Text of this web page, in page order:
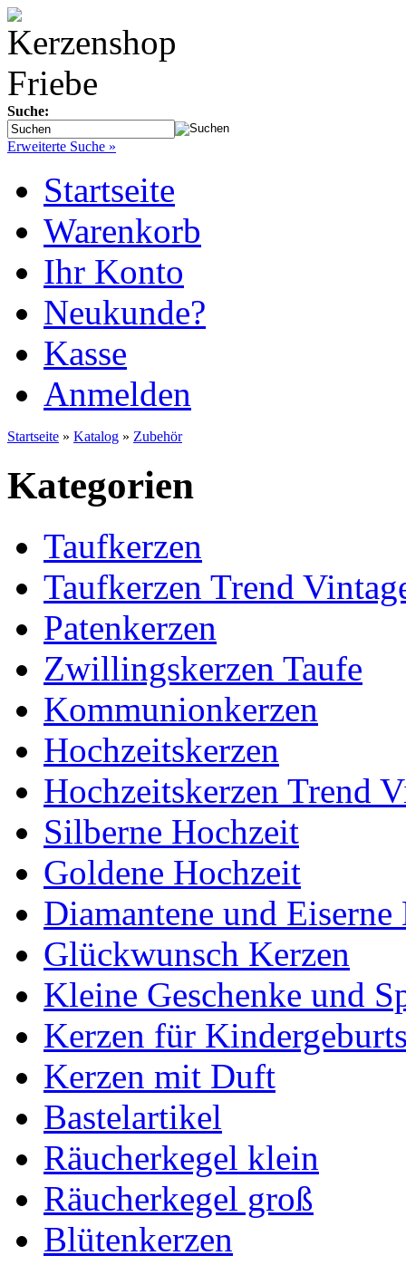
Suche:
Erweiterte Suche »
Startseite
Warenkorb
Ihr Konto
Neukunde?
Kasse
Anmelden
Startseite » Katalog » Zubehör
Kategorien
Taufkerzen
Taufkerzen Trend
Patenkerzen
Zwillingskerzen Taufe
Kommunionkerzen
Hochzeitskerzen
Hochzeitskerzen Trend
Silberne Hochzeit
Goldene Hochzeit
Diamantene und
Glückwunsch Kerzen
Kleine Geschenke und
Kerzen für
Kerzen mit Duft
Bastelartikel
Räucherkegel klein
Räucherkegel groß
Blütenkerzen